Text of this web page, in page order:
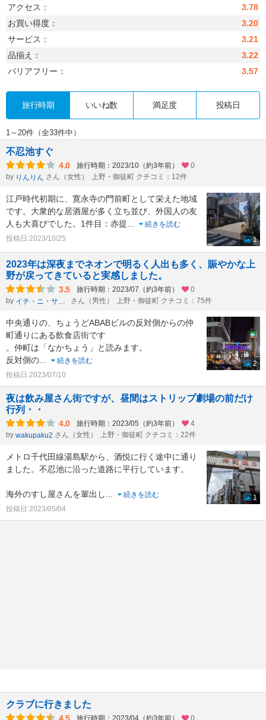
アクセス：
3.78
お買い得度：
3.20
サービス：
3.21
品揃え：
3.22
バリアフリー：
3.57
旅行時期 いいね数 満足度 投稿日
1～20件（全33件中）
不忍池すぐ
4.0 旅行時期：2023/10（約3年前）
0
by りんりん さん（女性） 上野・御徒町 クチコミ：12件
江戸時代初期に、寛永寺の門前町として栄えた地域
です。大衆的な居酒屋が多く立ち並び、外国人の友
人も大喜びでした。1件目：赤提
続きを読む
投稿日:2023/10/25
1
2023年は深夜までネオンで明るく人出も多く、賑やかな上
野が戻ってきていると実感しました。
3.5 旅行時期：2023/07（約3年前）
0
by
イチ・ニ・サン・シー・ニー・ニー さん（男性） 上野・御徒町 クチコミ：75件
中央通りの、ちょうどABABビルの反対側からの仲
町通りにある飲食店街です
。仲町は「なかちょう」と読みます。
反対側の
続きを読む
投稿日:2023/07/10
2
夜は飲み屋さん街ですが、昼間はストリップ劇場の前だけ
行列・・
4.0 旅行時期：2023/05（約3年前）
4
by wakupaku2 さん（女性） 上野・御徒町 クチコミ：22件
メトロ千代田線湯島駅から、酒悦に行く途中に通り
ました。不忍池に沿った道路に平行しています。
海外のすし屋さんを輩出し
続きを読む
投稿日:2023/05/04
1
クラブに行きました
旅行時期：2023/04（約3年前） 0